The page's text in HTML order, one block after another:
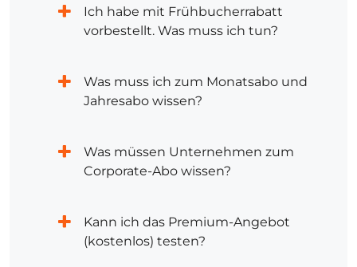
Ich habe mit Frühbucherrabatt
vorbestellt. Was muss ich tun?
Was muss ich zum Monatsabo und
Jahresabo wissen?
Was müssen Unternehmen zum
Corporate-Abo wissen?
Kann ich das Premium-Angebot
(kostenlos) testen?